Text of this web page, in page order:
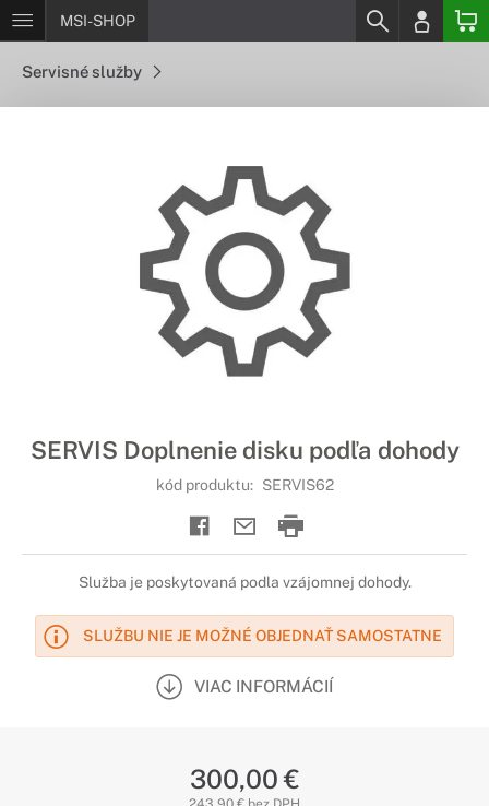
MSI-SHOP
Servisné služby
SERVIS Doplnenie disku podľa dohody
kód produktu: SERVIS62
Služba je poskytovaná podla vzájomnej dohody.
SLUŽBU NIE JE MOŽNÉ OBJEDNAŤ SAMOSTATNE
VIAC INFORMÁCIÍ
300,00 €